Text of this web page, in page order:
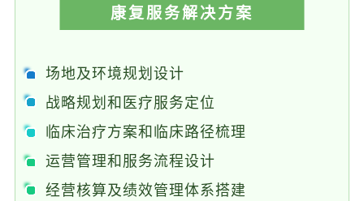
康复服务解决方案
场地及环境规划设计
战略规划和医疗服务定位
临床治疗方案和临床路径梳理
运营管理和服务流程设计
经营核算及绩效管理体系搭建